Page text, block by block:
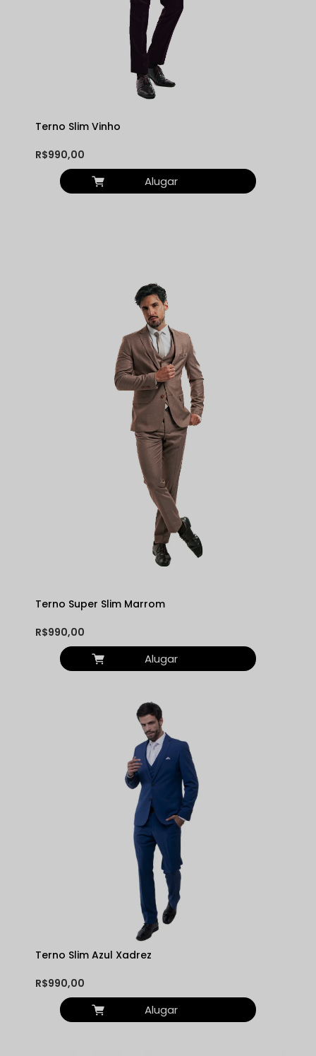
Terno Slim Vinho
R$990,00
Alugar
Terno Super Slim Marrom
R$990,00
Alugar
Terno Slim Azul Xadrez
R$990,00
Alugar